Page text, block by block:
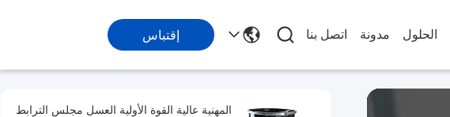
الحلول مدونة اتصل بنا إقتباس
المهنية عالية القوة الأولية العسل مجلس الترابط